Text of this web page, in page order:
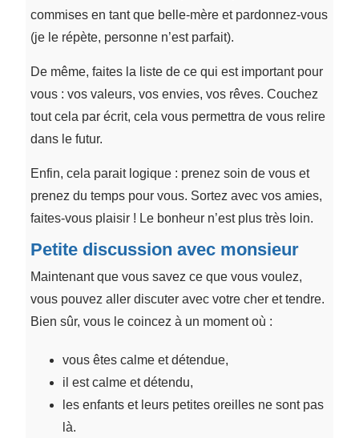
commises en tant que belle-mère et pardonnez-vous
(je le répète, personne n’est parfait).
De même, faites la liste de ce qui est important pour
vous : vos valeurs, vos envies, vos rêves. Couchez
tout cela par écrit, cela vous permettra de vous relire
dans le futur.
Enfin, cela parait logique : prenez soin de vous et
prenez du temps pour vous. Sortez avec vos amies,
faites-vous plaisir ! Le bonheur n’est plus très loin.
Petite discussion avec monsieur
Maintenant que vous savez ce que vous voulez,
vous pouvez aller discuter avec votre cher et tendre.
Bien sûr, vous le coincez à un moment où :
vous êtes calme et détendue,
il est calme et détendu,
les enfants et leurs petites oreilles ne sont pas
là.